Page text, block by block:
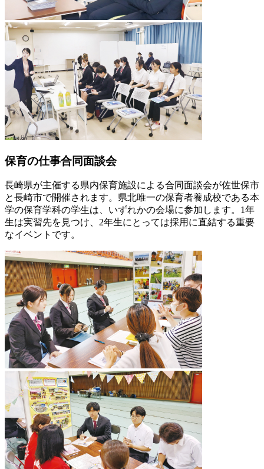
保育の仕事合同面談会
長崎県が主催する県内保育施設による合同面談会が佐世保市
と長崎市で開催されます。県北唯一の保育者養成校である本
学の保育学科の学生は、いずれかの会場に参加します。1年
生は実習先を見つけ、2年生にとっては採用に直結する重要
なイベントです。